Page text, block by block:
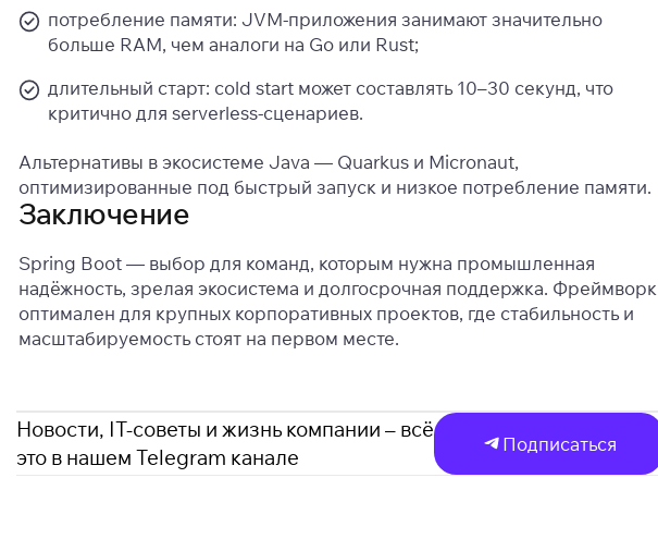
потребление памяти: JVM-приложения занимают значительно
больше RAM, чем аналоги на Go или Rust;
длительный старт: cold start может составлять 10–30 секунд, что
критично для serverless-сценариев.
Альтернативы в экосистеме Java — Quarkus и Micronaut,
оптимизированные под быстрый запуск и низкое потребление памяти.
Заключение
Spring Boot — выбор для команд, которым нужна промышленная
надёжность, зрелая экосистема и долгосрочная поддержка. Фреймворк
оптимален для крупных корпоративных проектов, где стабильность и
масштабируемость стоят на первом месте.
Новости, IT-советы и жизнь компании – всё
это в нашем Telegram канале
Подписаться